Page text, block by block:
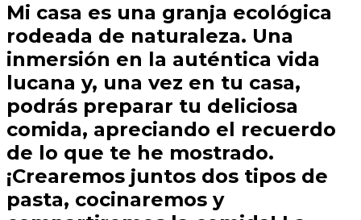
Mi casa es una granja ecológica
rodeada de naturaleza. Una
inmersión en la auténtica vida
lucana y, una vez en tu casa,
podrás preparar tu deliciosa
comida, apreciando el recuerdo
de lo que te he mostrado.
¡Crearemos juntos dos tipos de
pasta, cocinaremos y